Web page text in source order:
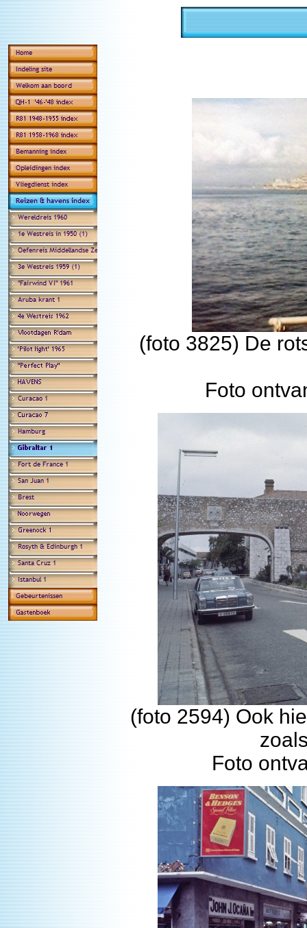
(foto 3825) De
Foto
(foto 2594) Ook
Foto